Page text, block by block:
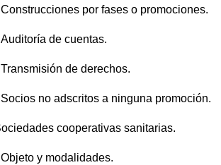
por fases o promociones.
de cuentas.
de derechos.
no adscritos a ninguna promoción.
cooperativas sanitarias.
y modalidades.